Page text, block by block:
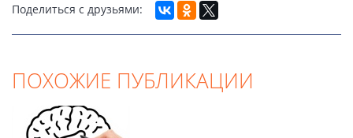
Поделиться с друзьями:
ПОХОЖИЕ ПУБЛИКАЦИИ